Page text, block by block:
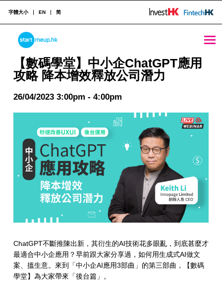
【數碼學堂】中小企ChatGPT應用攻略 降本增效釋放公司潛力 - StartmeupHK
STARTMEUPHK
字體大小 EN 简
【數碼學堂】中小企ChatGPT應用
攻略 降本增效釋放公司潛力
26/04/2023 3:00pm - 4:00pm
ChatGPT不斷推陳出新，其衍生的AI技術花多眼亂，到底甚麼才
最適合中小企應用？早前跟大家分享過，如何用生成式AI做文
案、搵生意。來到「中小企AI應用3部曲」的第三部曲，【數碼
學堂】為大家帶來「後台篇」。